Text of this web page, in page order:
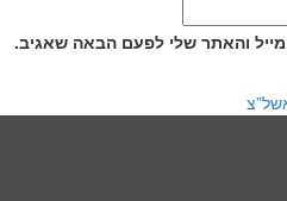
והאתר שלי לפעם הבאה שאגיב.